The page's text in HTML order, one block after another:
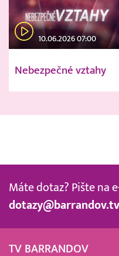
10.06.2026 07:00
Nebezpečné vztahy
Máte dotaz? Pište na
dotazy@barrandov.tv
TV BARRANDOV